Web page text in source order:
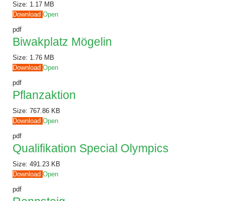
Size: 1.17 MB
Download Open
pdf
Biwakplatz Mögelin
Size: 1.76 MB
Download Open
pdf
Pflanzaktion
Size: 767.86 KB
Download Open
pdf
Qualifikation Special Olympics
Size: 491.23 KB
Download Open
pdf